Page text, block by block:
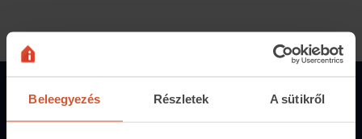
Beleegyezés Részletek A sütikről
Magánszemélyeknek
Hirdetés feladás